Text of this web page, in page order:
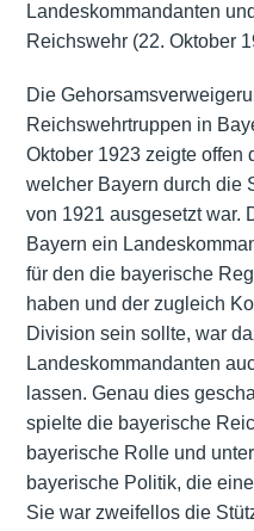
Landeskommandanten
Reichswehr (22. Oktober
Die
Reichswehrtruppen in
Oktober 1923 zeigte offen
welcher Bayern durch die
von 1921 ausgesetzt war.
Bayern ein
für den die bayerische
haben und der zugleich
Division sein sollte, war
Landeskommandanten
lassen. Genau dies
spielte die bayerische
bayerische Rolle und
bayerische Politik, die
Sie war zweifellos die